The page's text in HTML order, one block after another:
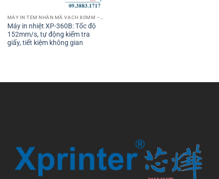
Máy in nhiệt XP-360B: Tốc độ
152mm/s, tự động kiểm tra
giấy, tiết kiệm không gian